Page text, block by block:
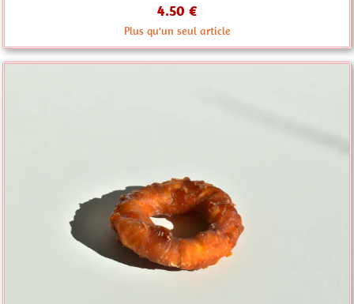
4.50 €
Plus qu'un seul article